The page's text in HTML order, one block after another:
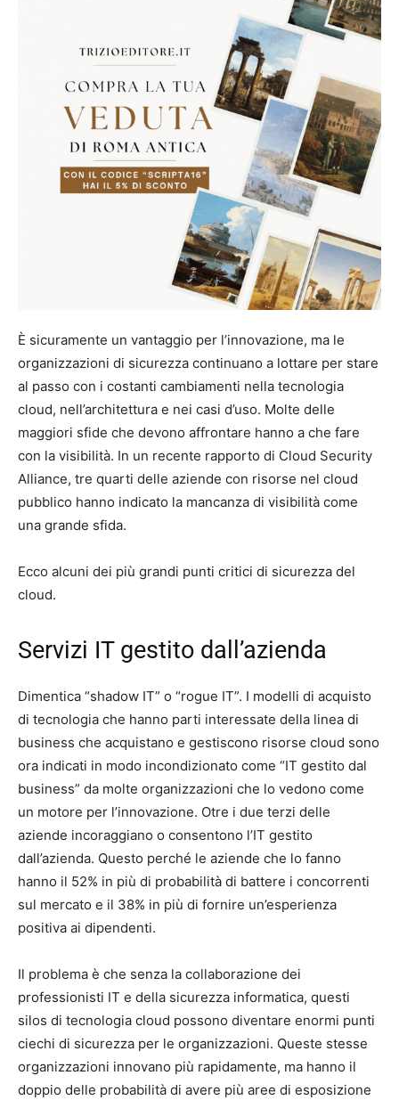
È sicuramente un vantaggio per l’innovazione, ma le
organizzazioni di sicurezza continuano a lottare per stare
al passo con i costanti cambiamenti nella tecnologia
cloud, nell’architettura e nei casi d’uso. Molte delle
maggiori sfide che devono affrontare hanno a che fare
con la visibilità. In un recente rapporto di Cloud Security
Alliance, tre quarti delle aziende con risorse nel cloud
pubblico hanno indicato la mancanza di visibilità come
una grande sfida.
Ecco alcuni dei più grandi punti critici di sicurezza del
cloud.
Servizi IT gestito dall’azienda
Dimentica “shadow IT” o “rogue IT”. I modelli di acquisto
di tecnologia che hanno parti interessate della linea di
business che acquistano e gestiscono risorse cloud sono
ora indicati in modo incondizionato come “IT gestito dal
business” da molte organizzazioni che lo vedono come
un motore per l’innovazione. Otre i due terzi delle
aziende incoraggiano o consentono l’IT gestito
dall’azienda. Questo perché le aziende che lo fanno
hanno il 52% in più di probabilità di battere i concorrenti
sul mercato e il 38% in più di fornire un’esperienza
positiva ai dipendenti.
Il problema è che senza la collaborazione dei
professionisti IT e della sicurezza informatica, questi
silos di tecnologia cloud possono diventare enormi punti
ciechi di sicurezza per le organizzazioni. Queste stesse
organizzazioni innovano più rapidamente, ma hanno il
doppio delle probabilità di avere più aree di esposizione